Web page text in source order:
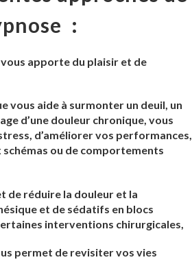
:
vous apporte du plaisir et de
vous aide à surmonter un deuil, un
d’une douleur chronique, vous
d’améliorer vos performances,
ou de comportements
de réduire la douleur et la
et de sédatifs en blocs
interventions chirurgicales,
permet de revisiter vos vies